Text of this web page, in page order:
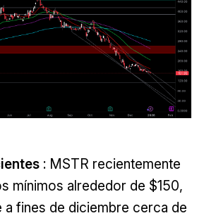
: MSTR recientemente
mínimos alrededor de $150,
a fines de diciembre cerca de